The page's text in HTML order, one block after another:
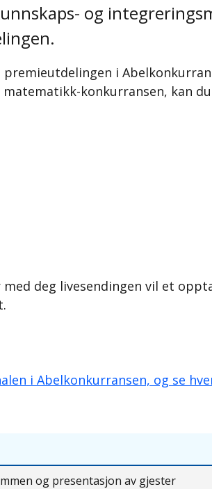
og
premieutdelingen i
konkurransen, kan
med deg livesendingen vil et
i Abelkonkurransen, og se
og presentasjon av gjester